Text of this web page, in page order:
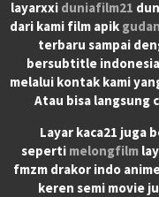
layarxxi duniafilm21
dari kami film apik
terbaru sampai
bersubtitle
melalui kontak kami
Atau bisa langsung
Layar kaca21 juga
seperti melongfilm
fmzm drakor indo
keren semi movie